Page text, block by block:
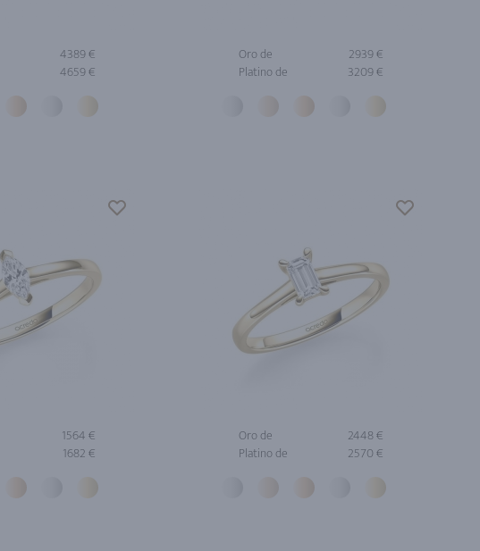
4389 €
4659 €
Oro de
2939 €
Platino de
3209 €
1564 €
1682 €
Oro de
2448 €
Platino de
2570 €